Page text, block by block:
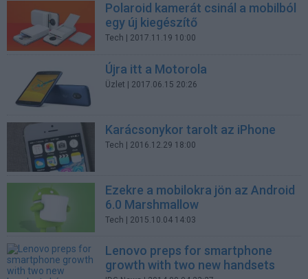
Polaroid kamerát csinál a mobilból
egy új kiegészítő
Tech | 2017.11.19 10:00
Újra itt a Motorola
Üzlet | 2017.06.15 20:26
Karácsonykor tarolt az iPhone
Tech | 2016.12.29 18:00
Ezekre a mobilokra jön az Android
6.0 Marshmallow
Tech | 2015.10.04 14:03
Lenovo preps for smartphone
growth with two new handsets